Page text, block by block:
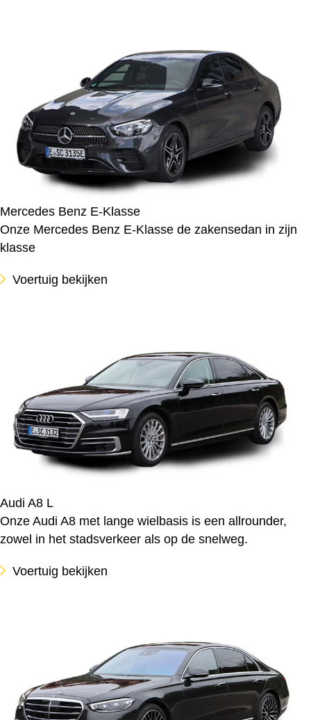
Mercedes Benz E-Klasse
Onze Mercedes Benz E-Klasse de zakensedan in zijn
klasse
Voertuig bekijken
Audi A8 L
Onze Audi A8 met lange wielbasis is een allrounder,
zowel in het stadsverkeer als op de snelweg.
Voertuig bekijken